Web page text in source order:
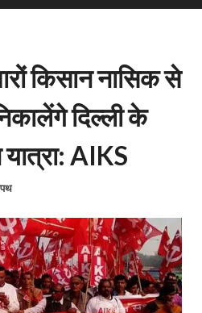
किसान नासिक से
दिल्ली के
यात्रा: AIKS